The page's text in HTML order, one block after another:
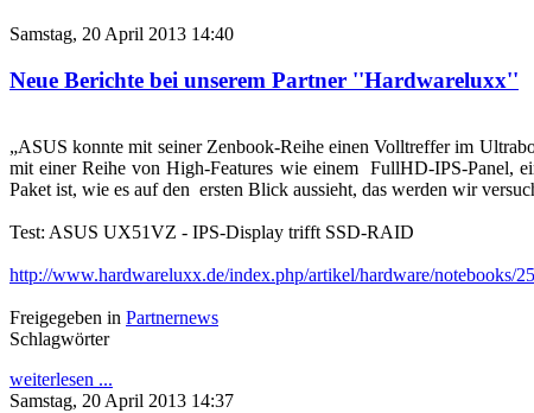
Samstag, 20 April 2013 14:40
Neue Berichte bei unserem Partner ''Hardwareluxx''
„ASUS konnte mit seiner Zenbook-Reihe einen Volltreffer im
mit einer Reihe von High-Features wie einem FullHD-IPS-Panel,
Paket ist, wie es auf den ersten Blick aussieht, das werden wir
Test: ASUS UX51VZ - IPS-Display trifft SSD-RAID
http://www.hardwareluxx.de/index.php/artikel/hardware/notebooks/
Freigegeben in Partnernews
Schlagwörter
weiterlesen ...
Samstag, 20 April 2013 14:37